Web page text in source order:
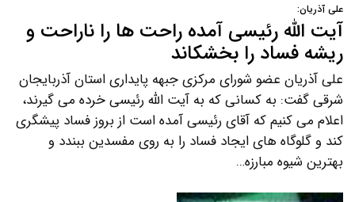
علی آذریان:
آیت الله رئیسی آمده راحت ها را ناراحت و
ریشه فساد را بخشکاند
علی آذریان عضو شورای مرکزی جبهه پایداری استان آذربایجان
شرقی گفت: به کسانی که به آیت الله رئیسی خرده می گیرند،
اعلام می کنیم که آقای رئیسی آمده است از بروز فساد پیشگری
کند و گلوگاه های ایجاد فساد را به روی مفسدین ببندد و
بهترین شیوه مبارزه…